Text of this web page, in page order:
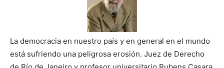
La democracia en nuestro país y en general en el mundo
está sufriendo una peligrosa erosión. Juez de Derecho